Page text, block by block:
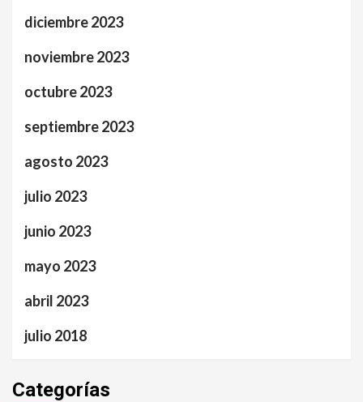
diciembre 2023
noviembre 2023
octubre 2023
septiembre 2023
agosto 2023
julio 2023
junio 2023
mayo 2023
abril 2023
julio 2018
Categorías